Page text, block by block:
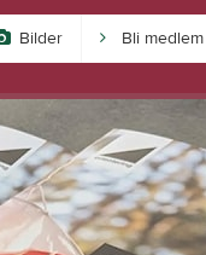
Bilder Bli medlem